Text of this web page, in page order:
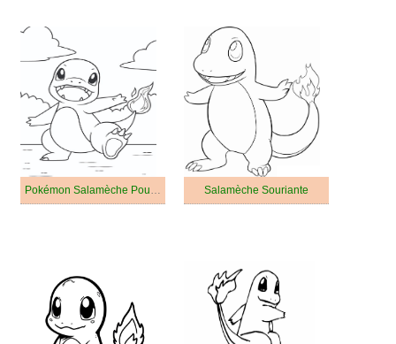
Pokémon Salamèche Pour Les Enfants Salamèche Souriante